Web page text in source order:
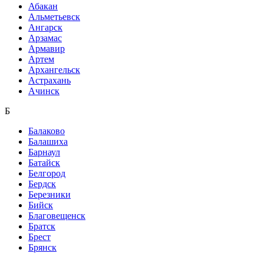
Абакан
Альметьевск
Ангарск
Арзамас
Армавир
Артем
Архангельск
Астрахань
Ачинск
Б
Балаково
Балашиха
Барнаул
Батайск
Белгород
Бердск
Березники
Бийск
Благовещенск
Братск
Брест
Брянск